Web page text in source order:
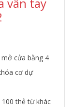
cửa bằng 4
cơ dự
thẻ từ khác